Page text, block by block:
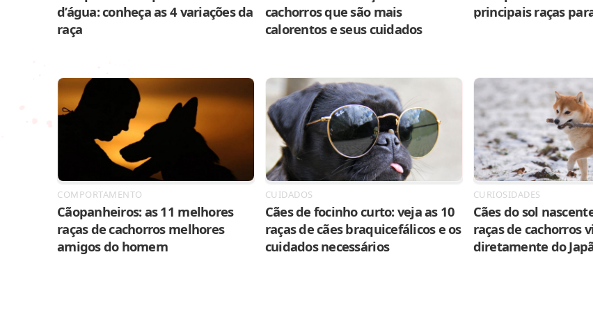
d’água: conheça as 4 variações da
raça
cachorros que são mais
calorentos e seus cuidados
principais raças
COMPORTAMENTO
Cãopanheiros: as 11 melhores
raças de cachorros melhores
amigos do homem
CUIDADOS
Cães de focinho curto: veja as 10
raças de cães braquicefálicos e os
cuidados necessários
CURIOSIDADES
Cães do sol
raças de cachorros
diretamente do